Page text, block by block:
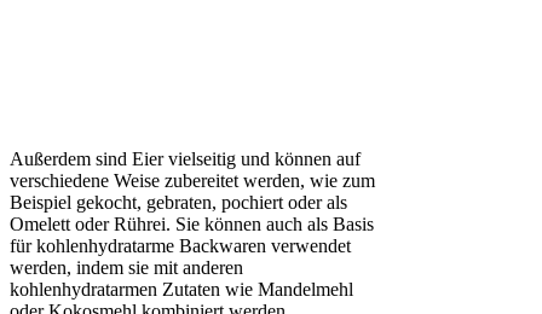
Außerdem sind Eier vielseitig und können auf
verschiedene Weise zubereitet werden, wie zum
Beispiel gekocht, gebraten, pochiert oder als
Omelett oder Rührei. Sie können auch als Basis
für kohlenhydratarme Backwaren verwendet
werden, indem sie mit anderen
kohlenhydratarmen Zutaten wie Mandelmehl